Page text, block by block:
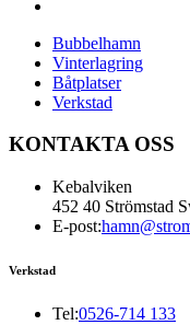
Bubbelhamn
Vinterlagring
Båtplatser
Verkstad
KONTAKTA OSS
Kebalviken
452 40 Strömstad
E-post:
Verkstad
Tel:0526-714 133